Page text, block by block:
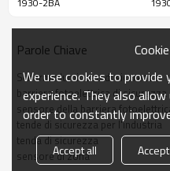
Distanza di
rilevamento
30-3000mm
risposta
≤15 ms
Dati meccanici
Materiale
dell'alloggiamento
Parole Chiave
Schermo luminoso di sicurezza
barriera fotoelettrica di sicurezza
sensore della barriera
tende di sicurezza per l'industria
tenda di sicurezza
sensore di zona
We use cookies to
experience. They also
order to constantly
Accept all